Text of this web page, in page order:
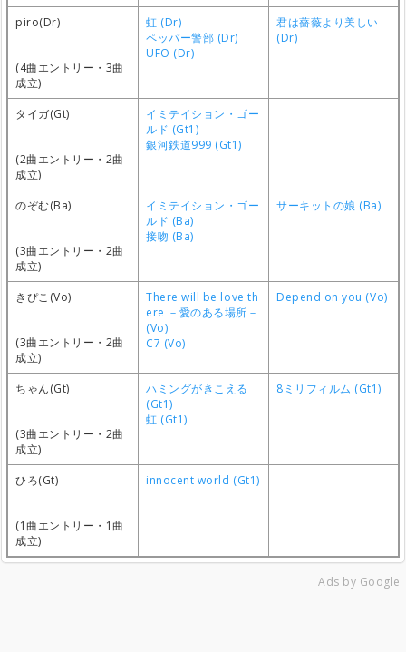
piro(Dr)
(4曲エントリー・3曲
成立)
虹 (Dr)
ペッパー警部 (Dr)
UFO (Dr)
君は薔薇より美しい
(Dr)
タイガ(Gt)
(2曲エントリー・2曲
成立)
イミテイション・ゴー
ルド (Gt1)
銀河鉄道999 (Gt1)
のぞむ(Ba)
(3曲エントリー・2曲
成立)
イミテイション・ゴー
ルド (Ba)
接吻 (Ba)
サーキットの娘 (Ba)
きぴこ(Vo)
(3曲エントリー・2曲
成立)
There will be love th
ere －愛のある場所－
(Vo)
C7 (Vo)
Depend on you (Vo)
ちゃん(Gt)
(3曲エントリー・2曲
成立)
ハミングがきこえる
(Gt1)
虹 (Gt1)
8ミリフィルム (Gt1)
ひろ(Gt)
(1曲エントリー・1曲
成立)
innocent world (Gt1)
Ads by Google